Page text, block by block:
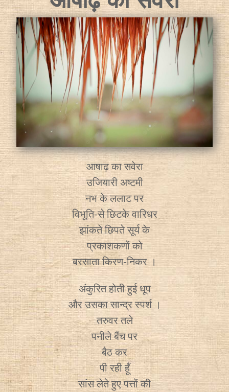
आषाढ़ का सवेरा
उजियारी अष्टमी
नभ के ललाट पर
विभूति-से छिटके वारिधर
झांकते छिपते सूर्य के
प्रकाशकणों को
बरसाता किरण-निकर ।
अंकुरित होती हुई धूप
और उसका सान्द्र स्पर्श ।
तरुवर तले
पनीले बैंच पर
बैठ कर
पी रही हूँ
सांस लेते हुए पत्तों की